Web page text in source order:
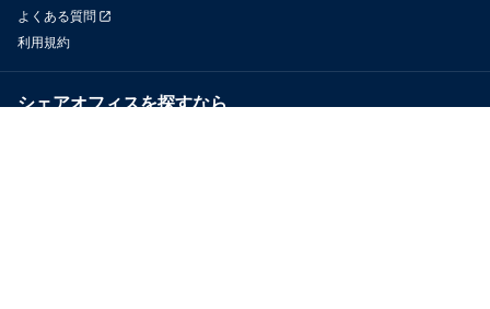
よくある質問
利用規約
シェアオフィスを探すなら